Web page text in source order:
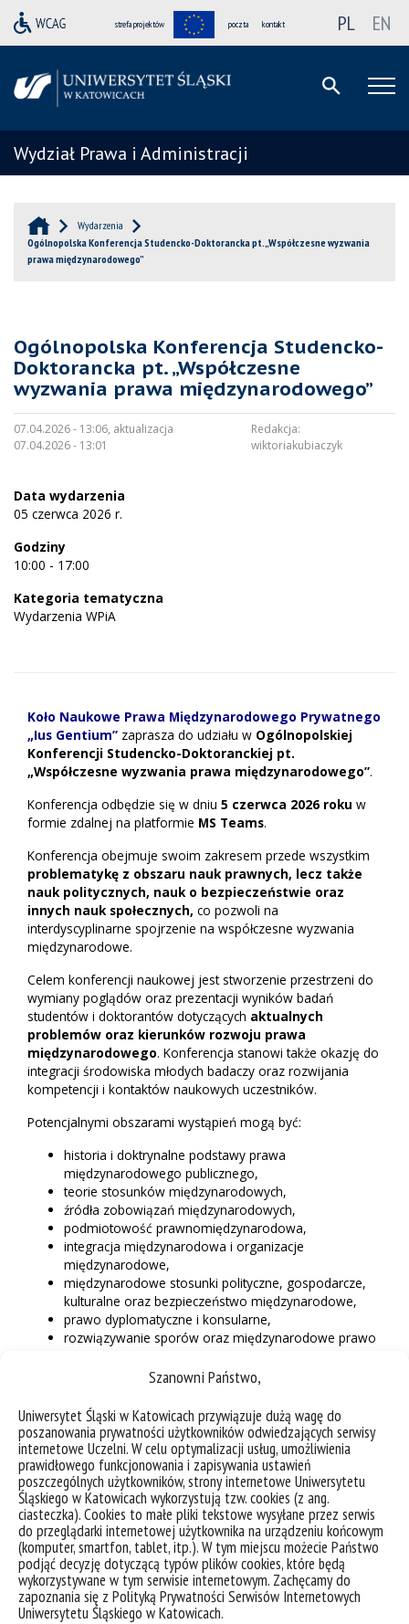
Szanowni Państwo,
Uniwersytet Śląski w Katowicach przywiązuje dużą wagę do
poszanowania prywatności użytkowników odwiedzających serwisy
internetowe Uczelni. W celu optymalizacji usług, umożliwienia
prawidłowego funkcjonowania i zapisywania ustawień
poszczególnych użytkowników, strony internetowe Uniwersytetu
Śląskiego w Katowicach wykorzystują tzw. cookies (z ang.
ciasteczka). Cookies to małe pliki tekstowe wysyłane przez serwis
do przeglądarki internetowej użytkownika na urządzeniu końcowym
(komputer, smartfon, tablet, itp.). W tym miejscu możecie Państwo
podjąć decyzję dotyczącą typów plików cookies, które będą
wykorzystywane w tym serwisie internetowym. Zachęcamy do
zapoznania się z Polityką Prywatności Serwisów Internetowych
Uniwersytetu Śląskiego w Katowicach.
strefa projektów poczta kontakt PL EN
Wydział Prawa i Administracji
Wydarzenia
Ogólnopolska Konferencja Studencko-Doktorancka pt. „Współczesne wyzwania
prawa międzynarodowego”
Ogólnopolska Konferencja Studencko-
Doktorancka pt. „Współczesne
wyzwania prawa międzynarodowego”
07.04.2026 - 13:06, aktualizacja
07.04.2026 - 13:01
Redakcja:
wiktoriakubiaczyk
Data wydarzenia
05 czerwca 2026 r.
Godziny
10:00 - 17:00
Kategoria tematyczna
Wydarzenia WPiA
Koło Naukowe Prawa Międzynarodowego Prywatnego
„Ius Gentium” zaprasza do udziału w Ogólnopolskiej
Konferencji Studencko-Doktoranckiej pt.
„Współczesne wyzwania prawa międzynarodowego”.
Konferencja odbędzie się w dniu 5 czerwca 2026 roku w
formie zdalnej na platformie MS Teams.
Konferencja obejmuje swoim zakresem przede wszystkim
problematykę z obszaru nauk prawnych, lecz także
nauk politycznych, nauk o bezpieczeństwie oraz
innych nauk społecznych, co pozwoli na
interdyscyplinarne spojrzenie na współczesne wyzwania
międzynarodowe.
Celem konferencji naukowej jest stworzenie przestrzeni do
wymiany poglądów oraz prezentacji wyników badań
studentów i doktorantów dotyczących aktualnych
problemów oraz kierunków rozwoju prawa
międzynarodowego. Konferencja stanowi także okazję do
integracji środowiska młodych badaczy oraz rozwijania
kompetencji i kontaktów naukowych uczestników.
Potencjalnymi obszarami wystąpień mogą być:
historia i doktrynalne podstawy prawa
międzynarodowego publicznego,
teorie stosunków międzynarodowych,
źródła zobowiązań międzynarodowych,
podmiotowość prawnomiędzynarodowa,
integracja międzynarodowa i organizacje
międzynarodowe,
międzynarodowe stosunki polityczne, gospodarcze,
kulturalne oraz bezpieczeństwo międzynarodowe,
prawo dyplomatyczne i konsularne,
rozwiązywanie sporów oraz międzynarodowe prawo
odpowiedzialność międzynarodowa oraz
prawo Unii Europejskiej i integracja europejska,
międzynarodowa ochrona praw człowieka oraz
ludność w prawie międzynarodowym,
inne gałęzie prawa międzynarodowego –
przykładowo: międzynarodowe prawo środowiska,
pracy, lotnicze, kosmiczne, gospodarcze.
Abstrakty można przesyłać do17 maja br.za pomocą
formularza zgłoszeniowego.
🔔Obserwuj wydarzenie naFacebooku i bądź na
bieżąco! 🔔